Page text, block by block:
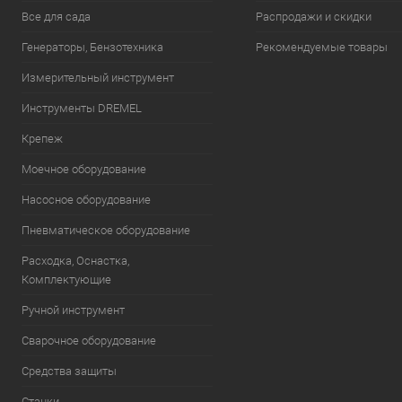
Все для сада
Генераторы, Бензотехника
Измерительный инструмент
Инструменты DREMEL
Крепеж
Моечное оборудование
Насосное оборудование
Пневматическое оборудование
Расходка, Оснастка,
Комплектующие
Ручной инструмент
Сварочное оборудование
Средства защиты
Распродажи и скидки
Рекомендуемые товары